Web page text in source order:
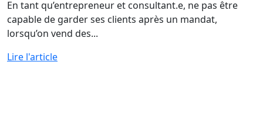
En tant qu’entrepreneur et consultant.e, ne pas être
capable de garder ses clients après un mandat,
lorsqu’on vend des...
Lire l'article